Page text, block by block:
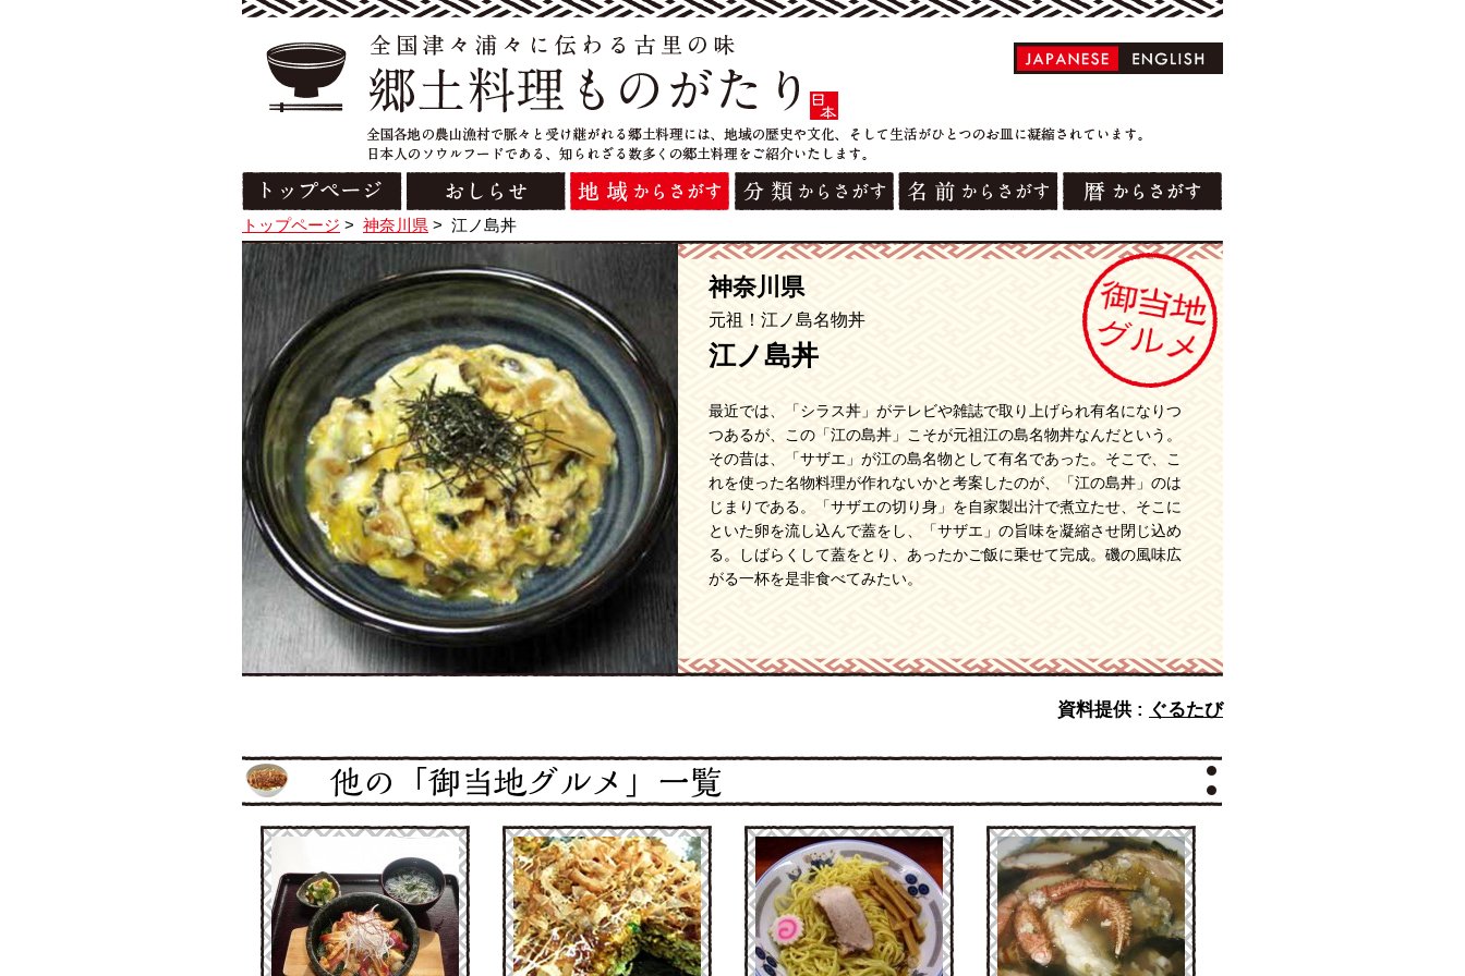
トップページ > 神奈川県 > 江ノ島丼
神奈川県
元祖！江ノ島名物丼
江ノ島丼
最近では、「シラス丼」がテレビや雑誌で取り上げられ有名になりつ
つあるが、この「江の島丼」こそが元祖江の島名物丼なんだという。
その昔は、「サザエ」が江の島名物として有名であった。そこで、こ
れを使った名物料理が作れないかと考案したのが、「江の島丼」のは
じまりである。「サザエの切り身」を自家製出汁で煮立たせ、そこに
といた卵を流し込んで蓋をし、「サザエ」の旨味を凝縮させ閉じ込め
る。しばらくして蓋をとり、あったかご飯に乗せて完成。磯の風味広
がる一杯を是非食べてみたい。
資料提供 : ぐるたび